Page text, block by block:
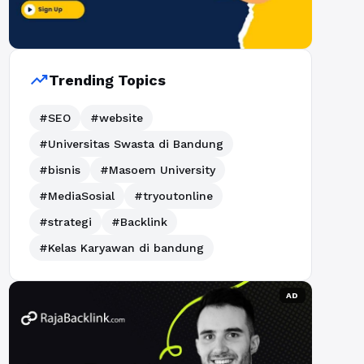
trending_upTrending Topics
#SEO
#website
#Universitas Swasta di Bandung
#bisnis
#Masoem University
#MediaSosial
#tryoutonline
#strategi
#Backlink
#Kelas Karyawan di bandung
AD